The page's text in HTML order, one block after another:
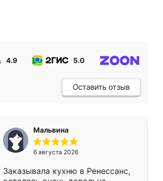
4.9 5.0
Оставить отзыв
Мальвина
6 августа 2026
Заказывала кухню в Ренессанс,